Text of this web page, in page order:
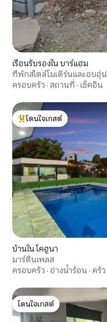
เรือนรับรองใน บาร์แฮม
ที่พักสไตล์โมเดิร์นและอบอุ่น
ครอบครัว · สถานที่ · เช็คอิน
โดนใจเกสต์ที่สุด
โดนใจเกสต์
บ้านใน โคฮูนา
มาร์ตินเพลส
ครอบครัว · อ่างน้ำร้อน · ครัว
โดนใจเกสต์
โดนใจเกสต์